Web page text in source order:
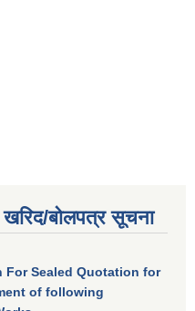
खरिद/बोलपत्र सूचना
For Sealed Quotation for
of following